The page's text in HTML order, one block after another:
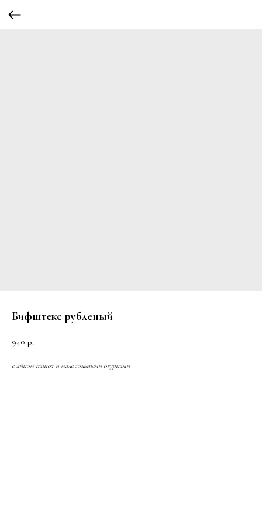
Бифштекс рубленый
940 р.
с яйцом пашот и малосольными огурцами